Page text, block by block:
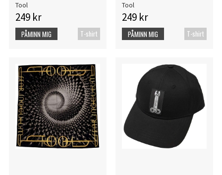
Tool
249 kr
T-shirt
PÅMINN MIG
Tool
249 kr
T-shirt
PÅMINN MIG